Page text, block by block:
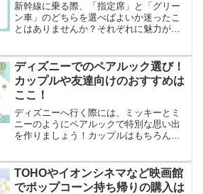
新幹線に乗る際、「指定席」と「グリー
ン車」のどちらを選べばよいか迷ったこ
とはありませんか？それぞれに魅力があ
線の指定席とグリーン車の違いを徹底的
に比較し、座席の快適さ、...
ディズニーでのペアルック選び！
カップルや友達向けのおすすめは
ここ！
ディズニーへ行く際には、ミッキーとミ
ニーのようにペアルックで特別な思い出
を作りましょう！カップルはもちろん、
訣となり、写真映えも抜群です。価格が
手頃で魅力的なペアルック...
TOHOやイオンシネマなど映画館
でポップコーン持ち帰りの購入は